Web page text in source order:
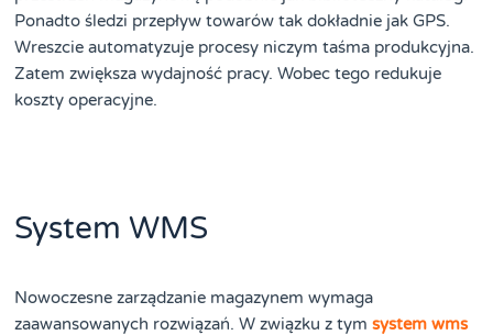
Ponadto śledzi przepływ towarów tak dokładnie jak GPS.
Wreszcie automatyzuje procesy niczym taśma produkcyjna.
Zatem zwiększa wydajność pracy. Wobec tego redukuje
koszty operacyjne.
System WMS
Nowoczesne zarządzanie magazynem wymaga
zaawansowanych rozwiązań. W związku z tymsystem wms